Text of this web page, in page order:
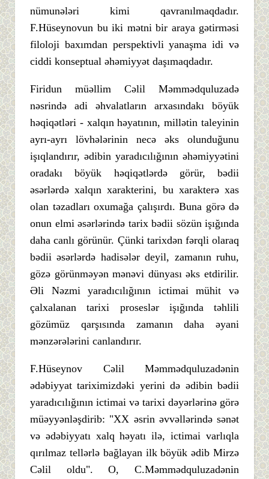
nümunələri kimi qavranılmaqdadır.
F.Hüseynovun bu iki mətni bir araya gətirməsi
filoloji baxımdan perspektivli yanaşma idi və
ciddi konseptual əhəmiyyət daşımaqdadır.
Firidun müəllim Cəlil Məmmədquluzadə
nəsrində adi əhvalatların arxasındakı böyük
həqiqətləri - xalqın həyatının, millətin taleyinin
ayrı-ayrı lövhələrinin necə əks olunduğunu
işıqlandırır, ədibin yaradıcılığının əhəmiyyətini
oradakı böyük həqiqətlərdə görür, bədii
əsərlərdə xalqın xarakterini, bu xarakterə xas
olan təzadları oxumağa çalışırdı. Buna görə də
onun elmi əsərlərində tarix bədii sözün işığında
daha canlı görünür. Çünki tarixdən fərqli olaraq
bədii əsərlərdə hadisələr deyil, zamanın ruhu,
gözə görünməyən mənəvi dünyası əks etdirilir.
Əli Nəzmi yaradıcılığının ictimai mühit və
çalxalanan tarixi proseslər işığında təhlili
gözümüz qarşısında zamanın daha əyani
mənzərələrini canlandırır.
F.Hüseynov Cəlil Məmmədquluzadənin
ədəbiyyat tariximizdəki yerini də ədibin bədii
yaradıcılığının ictimai və tarixi dəyərlərinə görə
müəyyənləşdirib: "XX əsrin əvvəllərində sənət
və ədəbiyyatı xalq həyatı ilə, ictimai varlıqla
qırılmaz tellərlə bağlayan ilk böyük ədib Mirzə
Cəlil oldu". O, C.Məmmədquluzadənin